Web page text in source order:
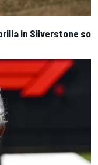
in Silverstone so